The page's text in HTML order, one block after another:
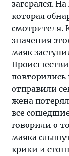
загорался.
которая
смотрителя.
значения
маяк
повторились
отправили
жена
все
говорили о
маяка
крики и